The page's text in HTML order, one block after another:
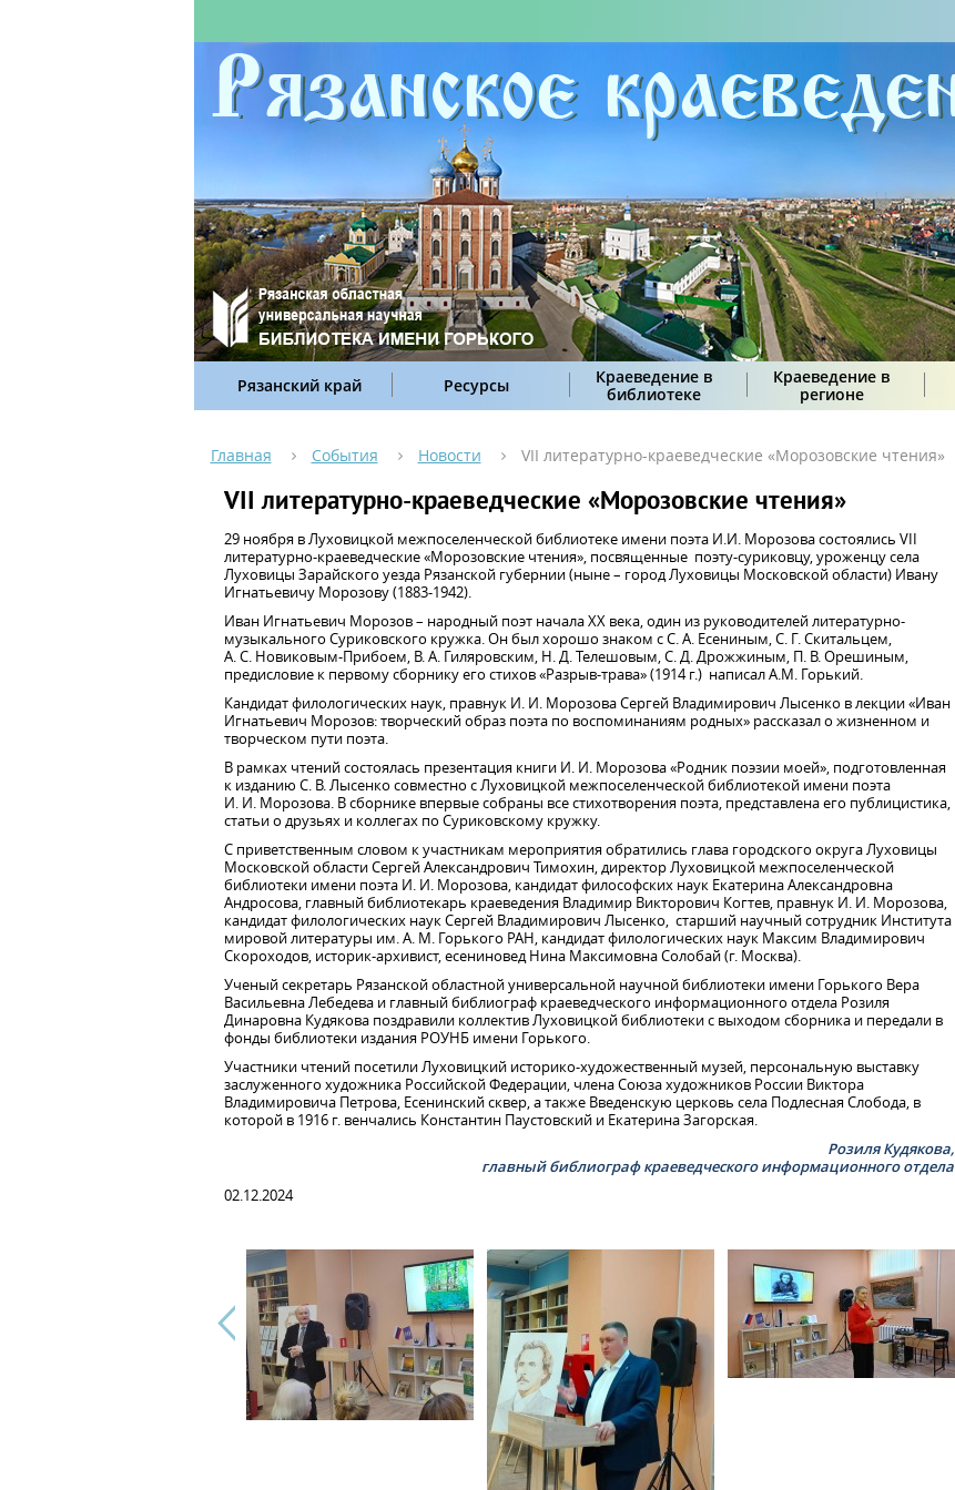
Рязанский край Ресурсы
Краеведение в
библиотеке
Краеведение в
регионе
Главная События Новости VII литературно-краеведческие «Морозовские чтения»
VII литературно-краеведческие «Морозовские чтения»
29 ноября в Луховицкой межпоселенческой библиотеке имени поэта И.И. Морозова состоялись VII
литературно-краеведческие «Морозовские чтения», посвященные поэту-суриковцу, уроженцу села
Луховицы Зарайского уезда Рязанской губернии (ныне – город Луховицы Московской области) Ивану
Игнатьевичу Морозову (1883-1942).
Иван Игнатьевич Морозов – народный поэт начала XX века, один из руководителей литературно-
музыкального Суриковского кружка. Он был хорошо знаком с С. А. Есениным, С. Г. Скитальцем,
А. С. Новиковым-Прибоем, В. А. Гиляровским, Н. Д. Телешовым, С. Д. Дрожжиным, П. В. Орешиным,
предисловие к первому сборнику его стихов «Разрыв-трава» (1914 г.) написал А.М. Горький.
Кандидат филологических наук, правнук И. И. Морозова Сергей Владимирович Лысенко в лекции «Иван
Игнатьевич Морозов: творческий образ поэта по воспоминаниям родных» рассказал о жизненном и
творческом пути поэта.
В рамках чтений состоялась презентация книги И. И. Морозова «Родник поэзии моей», подготовленная
к изданию С. В. Лысенко совместно с Луховицкой межпоселенческой библиотекой имени поэта
И. И. Морозова. В сборнике впервые собраны все стихотворения поэта, представлена его публицистика,
статьи о друзьях и коллегах по Суриковскому кружку.
С приветственным словом к участникам мероприятия обратились глава городского округа Луховицы
Московской области Сергей Александрович Тимохин, директор Луховицкой межпоселенческой
библиотеки имени поэта И. И. Морозова, кандидат философских наук Екатерина Александровна
Андросова, главный библиотекарь краеведения Владимир Викторович Когтев, правнук И. И. Морозова,
кандидат филологических наук Сергей Владимирович Лысенко, старший научный сотрудник Института
мировой литературы им. А. М. Горького РАН, кандидат филологических наук Максим Владимирович
Скороходов, историк-архивист, есениновед Нина Максимовна Солобай (г. Москва).
Ученый секретарь Рязанской областной универсальной научной библиотеки имени Горького Вера
Васильевна Лебедева и главный библиограф краеведческого информационного отдела Розиля
Динаровна Кудякова поздравили коллектив Луховицкой библиотеки с выходом сборника и передали в
фонды библиотеки издания РОУНБ имени Горького.
Участники чтений посетили Луховицкий историко-художественный музей, персональную выставку
заслуженного художника Российской Федерации, члена Союза художников России Виктора
Владимировича Петрова, Есенинский сквер, а также Введенскую церковь села Подлесная Слобода, в
которой в 1916 г. венчались Константин Паустовский и Екатерина Загорская.
Розиля Кудякова,
главный библиограф краеведческого информационного отдела
02.12.2024